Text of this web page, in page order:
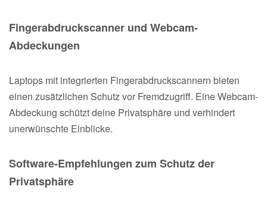
Fingerabdruckscanner und Webcam-
Abdeckungen
Laptops mit integrierten Fingerabdruckscannern bieten
einen zusätzlichen Schutz vor Fremdzugriff. Eine Webcam-
Abdeckung schützt deine Privatsphäre und verhindert
unerwünschte Einblicke.
Software-Empfehlungen zum Schutz der
Privatsphäre